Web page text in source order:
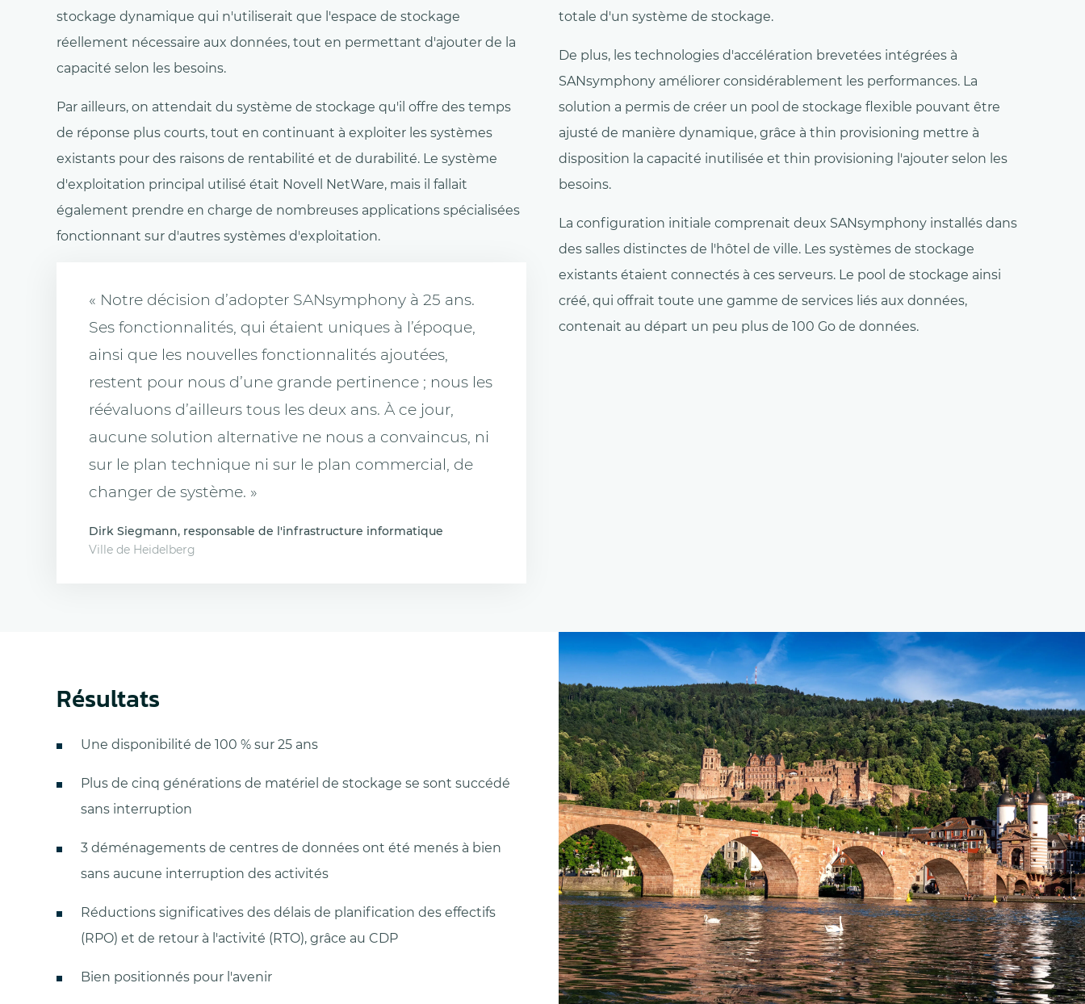
stockage dynamique qui n'utiliserait que l'espace de stockage
réellement nécessaire aux données, tout en permettant d'ajouter de la
capacité selon les besoins.
Par ailleurs, on attendait du système de stockage qu'il offre des temps
de réponse plus courts, tout en continuant à exploiter les systèmes
existants pour des raisons de rentabilité et de durabilité. Le système
d'exploitation principal utilisé était Novell NetWare, mais il fallait
également prendre en charge de nombreuses applications spécialisées
fonctionnant sur d'autres systèmes d'exploitation.
« Notre décision d’adopter SANsymphony à 25 ans.
Ses fonctionnalités, qui étaient uniques à l’époque,
ainsi que les nouvelles fonctionnalités ajoutées,
restent pour nous d’une grande pertinence ; nous les
réévaluons d’ailleurs tous les deux ans. À ce jour,
aucune solution alternative ne nous a convaincus, ni
sur le plan technique ni sur le plan commercial, de
changer de système. »
Dirk Siegmann, responsable de l'infrastructure informatique
Ville de Heidelberg
totale d'un système de stockage.
De plus, les technologies d'accélération brevetées intégrées à
SANsymphony améliorer considérablement les performances. La
solution a permis de créer un pool de stockage flexible pouvant être
ajusté de manière dynamique, grâce à thin provisioning mettre à
disposition la capacité inutilisée et thin provisioning l'ajouter selon les
besoins.
La configuration initiale comprenait deux SANsymphony installés dans
des salles distinctes de l'hôtel de ville. Les systèmes de stockage
existants étaient connectés à ces serveurs. Le pool de stockage ainsi
créé, qui offrait toute une gamme de services liés aux données,
contenait au départ un peu plus de 100 Go de données.
Résultats
Une disponibilité de 100 % sur 25 ans
Plus de cinq générations de matériel de stockage se sont succédé
sans interruption
3 déménagements de centres de données ont été menés à bien
sans aucune interruption des activités
Réductions significatives des délais de planification des effectifs
(RPO) et de retour à l'activité (RTO), grâce au CDP
Bien positionnés pour l'avenir